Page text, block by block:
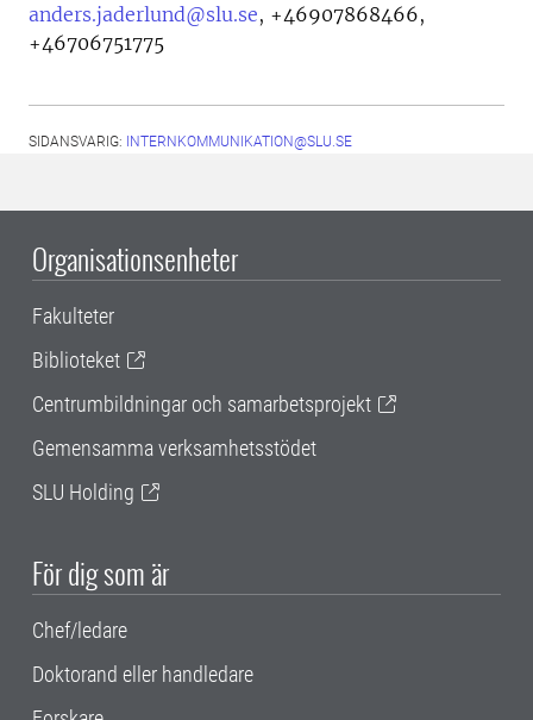
anders.jaderlund@slu.se, +46907868466,
+46706751775
SIDANSVARIG: INTERNKOMMUNIKATION@SLU.SE
Organisationsenheter
Fakulteter
Biblioteket
Centrumbildningar och samarbetsprojekt
Gemensamma verksamhetsstödet
SLU Holding
För dig som är
Chef/ledare
Doktorand eller handledare